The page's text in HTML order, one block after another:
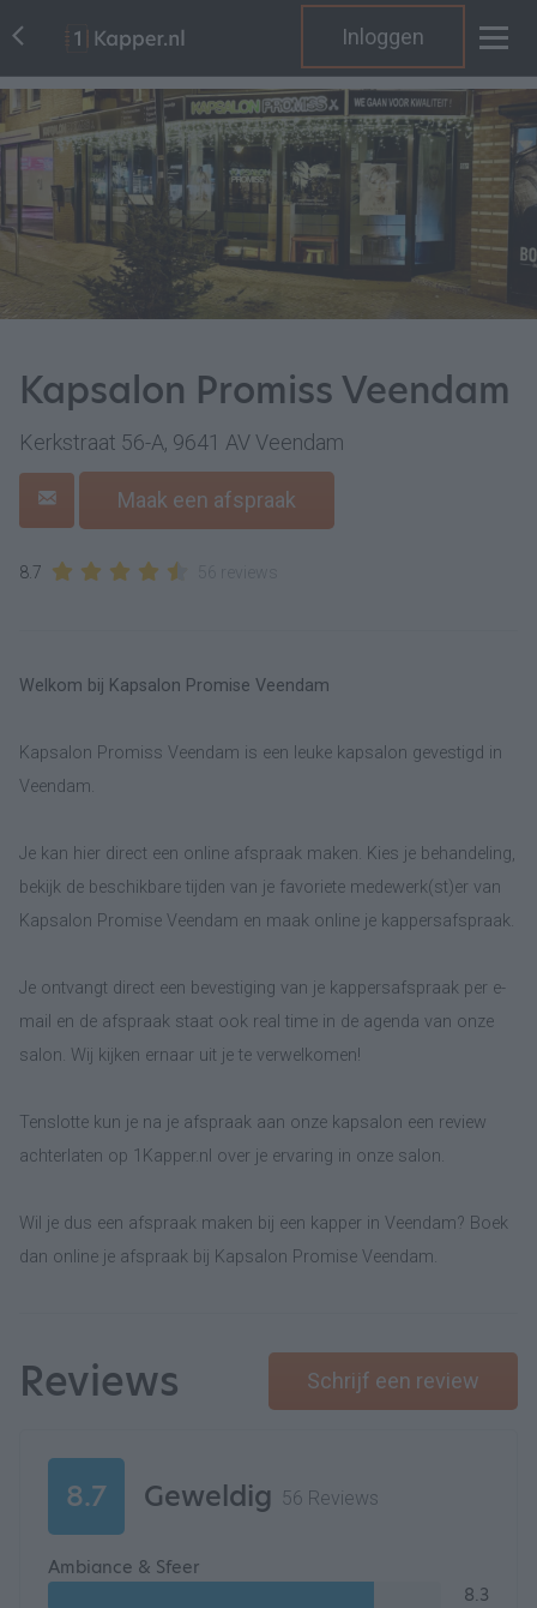
Inloggen
Kapsalon Promiss Veendam
Kerkstraat 56-A, 9641 AV Veendam
Maak een afspraak
8.7
Welkom bij Kapsalon Promise Veendam
Kapsalon Promiss Veendam is een leuke kapsalon gevestigd in
Veendam.
Je kan hier direct een online afspraak maken. Kies je behandeling,
bekijk de beschikbare tijden van je favoriete medewerk(st)er van
Kapsalon Promise Veendam en maak online je kappersafspraak.
Je ontvangt direct een bevestiging van je kappersafspraak per e-
mail en de afspraak staat ook real time in de agenda van onze
salon. Wij kijken ernaar uit je te verwelkomen!
Tenslotte kun je na je afspraak aan onze kapsalon een review
achterlaten op 1Kapper.nl over je ervaring in onze salon.
Wil je dus een afspraak maken bij een kapper in Veendam? Boek
dan online je afspraak bij Kapsalon Promise Veendam.
Reviews Schrijf een review
8.7 Geweldig 56 Reviews
Ambiance & Sfeer
8.3